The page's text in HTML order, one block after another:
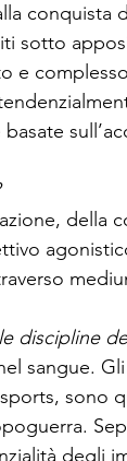
conquista
sotto
e
della
discipline
sangue.
sono
degli